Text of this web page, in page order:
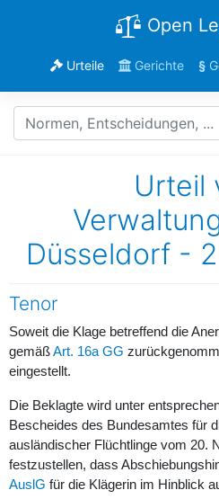
Open
Urteile Gerichte §
Urteil
Düsseldorf -
Tenor
Soweit die Klage betreffend die
gemäßArt. 16a GG
eingestellt.
Die Beklagte wird unter
Bescheides des Bundesamtes für
ausländischer Flüchtlinge vom 20.
festzustellen, dass
AuslG für die Klägerin im Hinblick